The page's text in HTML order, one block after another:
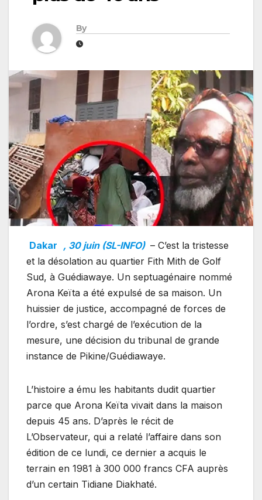
By
Dakar , 30 juin (SL-INFO) – C’est la tristesse
et la désolation au quartier Fith Mith de Golf
Sud, à Guédiawaye. Un septuagénaire nommé
Arona Keïta a été expulsé de sa maison. Un
huissier de justice, accompagné de forces de
l’ordre, s’est chargé de l’exécution de la
mesure, une décision du tribunal de grande
instance de Pikine/Guédiawaye.
L’histoire a ému les habitants dudit quartier
parce que Arona Keïta vivait dans la maison
depuis 45 ans. D’après le récit de
L’Observateur, qui a relaté l’affaire dans son
édition de ce lundi, ce dernier a acquis le
terrain en 1981 à 300 000 francs CFA auprès
d’un certain Tidiane Diakhaté.